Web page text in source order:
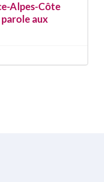
Alpes-Côte
parole aux